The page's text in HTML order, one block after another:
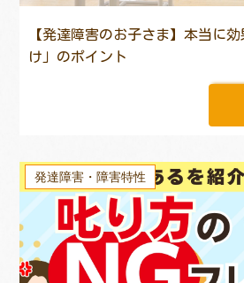
【発達障害のお子さま】本当に
け」のポイント
発達障害・障害特性